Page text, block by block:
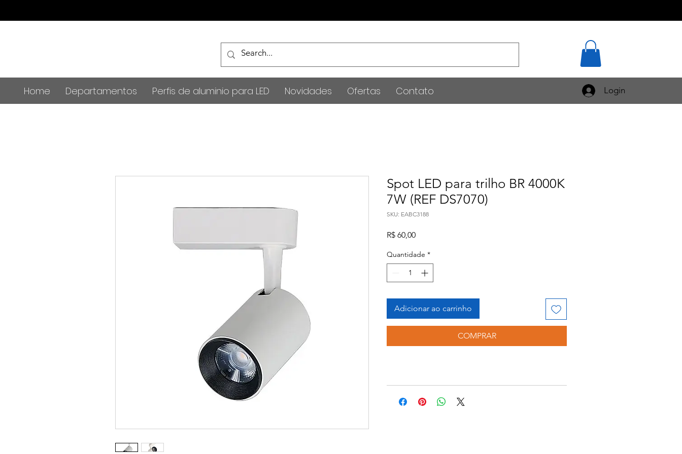
Home Departamentos Perfis de aluminio para LED Novidades Ofertas Contato Login
Spot LED para trilho BR 4000K
7W (REF DS7070)
SKU: EABC3188
R$ 60,00Preço
Quantidade *
Adicionar ao carrinho
COMPRAR